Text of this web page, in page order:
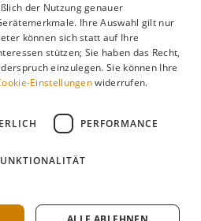
Teile sie auf Pinterest!
merken
·
der Nutzung genauer
Ihre Auswahl gilt nur
können sich statt auf Ihre
stützen; Sie haben das Recht,
einzulegen. Sie können Ihre
Einstellungenwiderrufen.
PERFORMANCE